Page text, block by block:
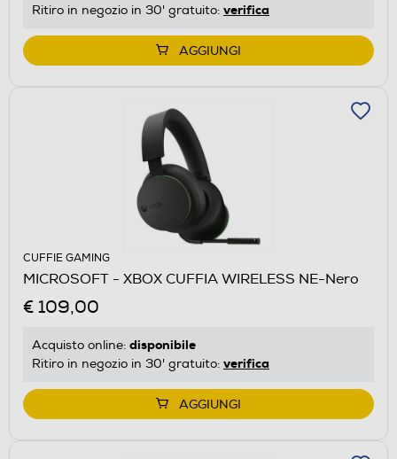
Ritiro in negozio in 30' gratuito: verifica
AGGIUNGI
CUFFIE GAMING
MICROSOFT - XBOX CUFFIA WIRELESS NE-Nero
€ 109,00
Acquisto online: disponibile
Ritiro in negozio in 30' gratuito: verifica
AGGIUNGI